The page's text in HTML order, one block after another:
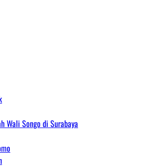
Wali Songo di Surabaya